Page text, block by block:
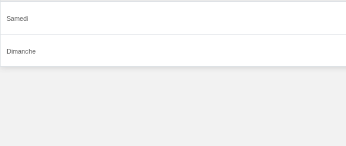
Samedi
Dimanche